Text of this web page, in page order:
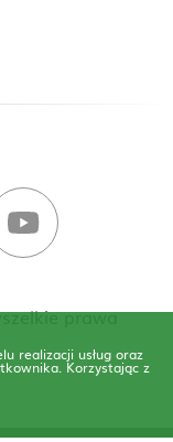
prawa
realizacji usług oraz
Korzystając z